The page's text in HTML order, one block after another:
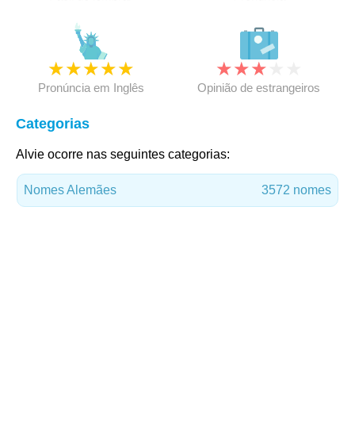
★★★★★
Pronúncia em Inglês
★★★
Opinião de estrangeiros
Categorias
Alvie ocorre nas seguintes categorias:
Nomes Alemães 3572 nomes